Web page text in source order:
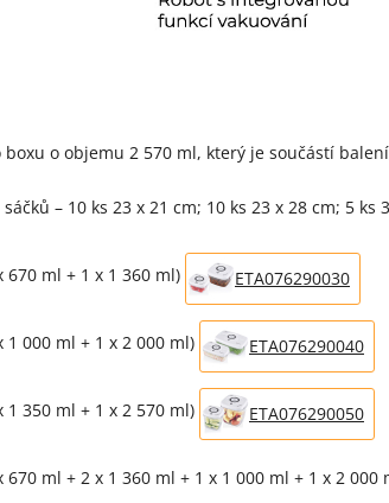
boxu o objemu 2 570 ml, který je součástí
– 10 ks 23 x 21 cm; 10 ks 23 x 28 cm; 5 ks
670 ml + 1 x 1 360 ml) ETA076290030
1 000 ml + 1 x 2 000 ml) ETA076290040
1 350 ml + 1 x 2 570 ml) ETA076290050
670 ml + 2 x 1 360 ml + 1 x 1 000 ml + 1 x 2 000